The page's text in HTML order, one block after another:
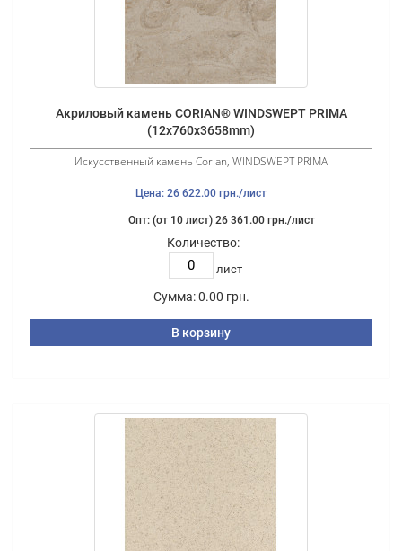
Акриловый камень CORIAN® WINDSWEPT PRIMA
(12х760х3658mm)
Искусственный камень Corian, WINDSWEPT PRIMA
Цена: 26 622.00 грн./лист
Опт: (от 10 лист) 26 361.00 грн./лист
Количество:
лист
Сумма: 0.00 грн.
В корзину